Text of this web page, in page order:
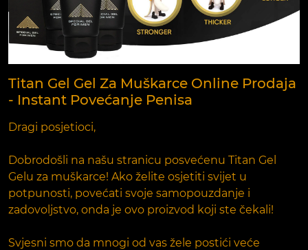
Titan Gel Gel Za Muškarce Online Prodaja
- Instant Povećanje Penisa
Dragi posjetioci,
Dobrodošli na našu stranicu posvećenu Titan Gel
Gelu za muškarce! Ako želite osjetiti svijet u
potpunosti, povećati svoje samopouzdanje i
zadovoljstvo, onda je ovo proizvod koji ste čekali!
Svjesni smo da mnogi od vas žele postići veće